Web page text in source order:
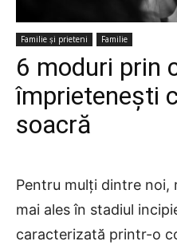
Familie și prieteni Familie
6 moduri prin
împrietenești
soacră
Pentru mulți dintre noi,
mai ales în stadiul
caracterizată printr-o